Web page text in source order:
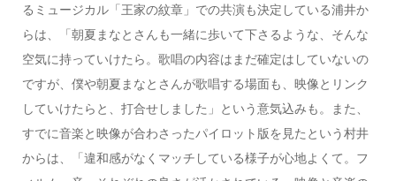
るミュージカル「王家の紋章」での共演も決定している浦井か
らは、「朝夏まなとさんも一緒に歩いて下さるような、そんな
空気に持っていけたら。歌唱の内容はまだ確定はしていないの
ですが、僕や朝夏まなとさんが歌唱する場面も、映像とリンク
していけたらと、打合せしました」という意気込みも。また、
すでに音楽と映像が合わさったパイロット版を見たという村井
からは、「違和感がなくマッチしている様子が心地よくて。フ